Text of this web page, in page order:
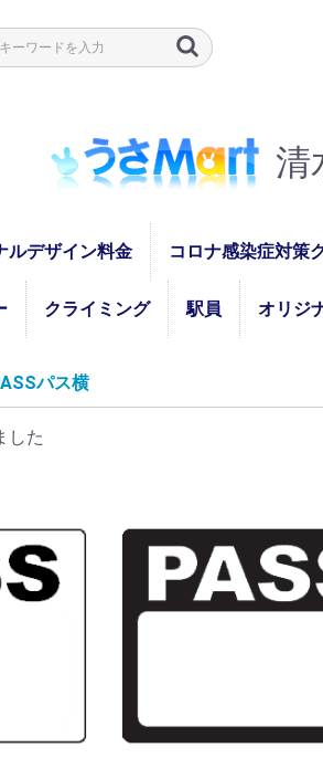
清
ルデザイン料金 コロナ感染症対策
マスクストラップ
非接触アクリルキ
デスクパーテーシ
マスクハンガー
マスクケース
フェースガード
クライミング 駅員 オリジ
パス横
した